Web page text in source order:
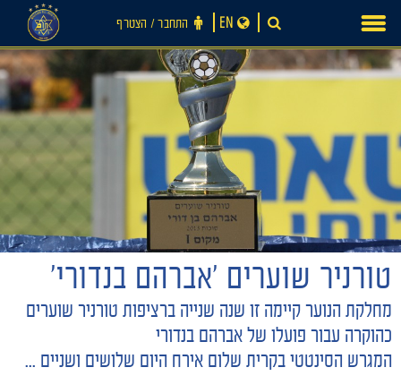
חדשות
content
התחבר ‪/‬ הצטרף EN
טורניר שוערים 'אברהם בנדורי'
מחלקת הנוער קיימה זו שנה שנייה ברציפות טורניר שוערים
כהוקרה עבור פועלו של אברהם בנדורי
המגרש הסינטטי בקרית שלום אירח היום שלושים ושניים ...